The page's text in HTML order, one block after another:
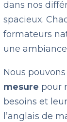
dans nos
spacieux.
formateurs
une
Nous
mesure pour
besoins et
l’anglais de